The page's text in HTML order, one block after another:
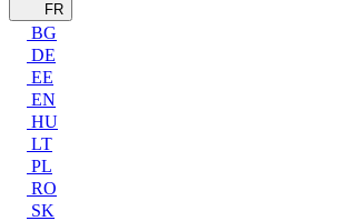
FR
BG
DE
EE
EN
HU
LT
PL
RO
SK